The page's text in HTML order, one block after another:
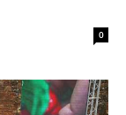
0